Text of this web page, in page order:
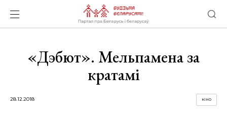
«Дэбют». Мельпамена за
кратамі
28.12.2018 КІНО